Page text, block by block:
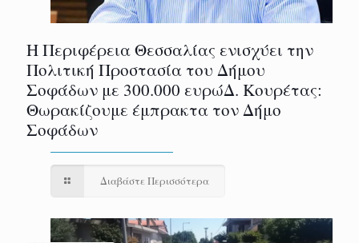
Η Περιφέρεια Θεσσαλίας ενισχύει την
Πολιτική Προστασία του Δήμου
Σοφάδων με 300.000 ευρώΔ. Κουρέτας:
Θωρακίζουμε έμπρακτα τον Δήμο
Σοφάδων
Διαβάστε Περισσότερα